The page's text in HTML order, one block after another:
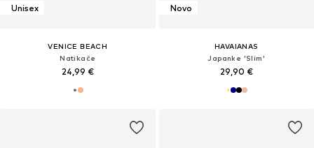
Unisex
VENICE BEACH
Natikače
24,99 €
Novo
HAVAIANAS
Japanke 'Slim'
29,90 €